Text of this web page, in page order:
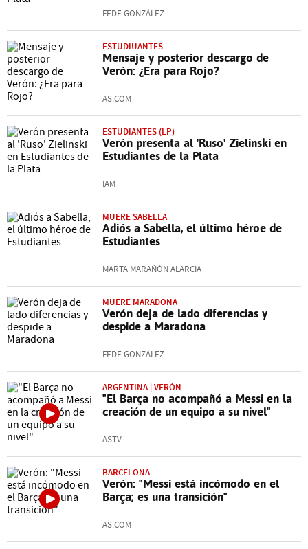
FEDE GONZÁLEZ
ESTUDIUANTES
Mensaje y posterior descargo de
Verón: ¿Era para Rojo?
AS.COM
ESTUDIANTES (LP)
Verón presenta al 'Ruso' Zielinski en
Estudiantes de la Plata
IAM
MUERE SABELLA
Adiós a Sabella, el último héroe de
Estudiantes
MARTA MARAÑÓN ALARCIA
MUERE MARADONA
Verón deja de lado diferencias y
despide a Maradona
FEDE GONZÁLEZ
ARGENTINA | VERÓN
"El Barça no acompañó a Messi en la
creación de un equipo a su nivel"
ASTV
BARCELONA
Verón: "Messi está incómodo en el
Barça; es una transición"
AS.COM